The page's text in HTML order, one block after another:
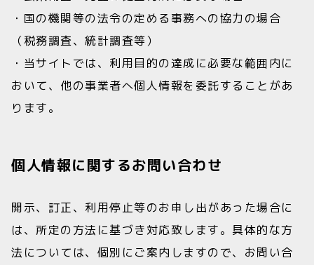
・国の機関等の法令の定める事務への協力の場合
（税務調査、統計調査等）
・当サイトでは、利用目的の達成に必要な範囲内に
おいて、他の事業者へ個人情報を委託することがあ
ります。
個人情報に関するお問い合わせ
開示、訂正、利用停止等のお申し出があった場合に
は、所定の方法に基づき対応致します。具体的な方
法については、個別にご案内しますので、お問い合